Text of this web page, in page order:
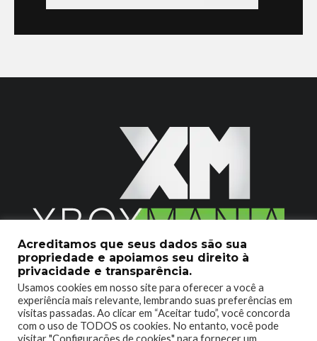
2020 © Xboxmania. Todos os Direitos Reservados.
SOBRE O XBOX MANIA CONTATO
ENCONTROU UM PROBLEMA?
Acreditamos que seus dados são sua
propriedade e apoiamos seu direito à
privacidade e transparência.
Usamos cookies em nosso site para oferecer a você a
experiência mais relevante, lembrando suas preferências em
visitas passadas. Ao clicar em “Aceitar tudo”, você concorda
com o uso de TODOS os cookies. No entanto, você pode
visitar "Configurações de cookies" para fornecer um